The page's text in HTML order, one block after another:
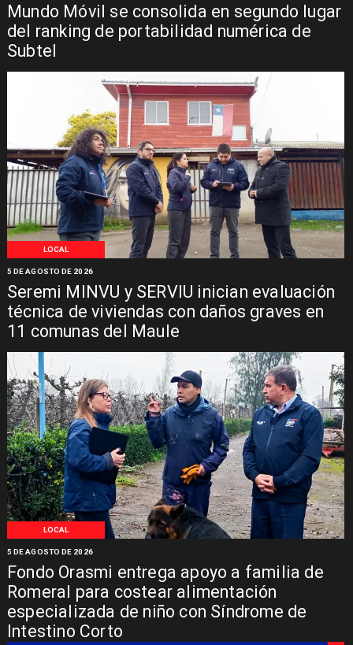
Mundo Móvil se consolida en segundo lugar
del ranking de portabilidad numérica de
Subtel
LOCAL
Seremi MINVU y SERVIU inician evaluación
técnica de viviendas con daños graves en
11 comunas del Maule
5 DE AGOSTO DE 2026
LOCAL
Fondo Orasmi entrega apoyo a familia de
Romeral para costear alimentación
especializada de niño con Síndrome de
Intestino Corto
5 DE AGOSTO DE 2026